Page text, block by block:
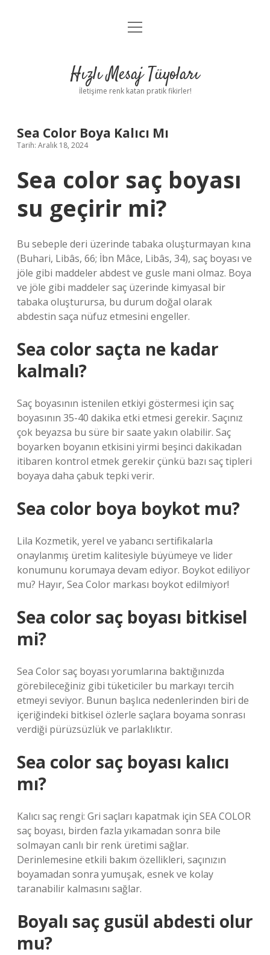
Anasayfa
Yasal Uyarı
menüyü
Hızlı Mesaj Tüyoları
İletişime renk katan pratik fikirler!
Sea Color Boya Kalıcı Mı
Tarih: Aralık 18, 2024
Sea color saç boyası
su geçirir mi?
Bu sebeple deri üzerinde tabaka oluşturmayan kına
(Buhari, Libâs, 66; İbn Mâce, Libâs, 34), saç boyası ve
jöle gibi maddeler abdest ve gusle mani olmaz. Boya
ve jöle gibi maddeler saç üzerinde kimyasal bir
tabaka oluşturursa, bu durum doğal olarak
abdestin saça nüfuz etmesini engeller.
Sea color saçta ne kadar
kalmalı?
Saç boyasının istenilen etkiyi göstermesi için saç
boyasının 35-40 dakika etki etmesi gerekir. Saçınız
çok beyazsa bu süre bir saate yakın olabilir. Saç
boyarken boyanın etkisini yirmi beşinci dakikadan
itibaren kontrol etmek gerekir çünkü bazı saç tipleri
boyaya daha çabuk tepki verir.
Sea color boya boykot mu?
Lila Kozmetik, yerel ve yabancı sertifikalarla
onaylanmış üretim kalitesiyle büyümeye ve lider
konumunu korumaya devam ediyor. Boykot ediliyor
mu? Hayır, Sea Color markası boykot edilmiyor!
Sea color saç boyası bitkisel
mi?
Sea Color saç boyası yorumlarına baktığınızda
görebileceğiniz gibi tüketiciler bu markayı tercih
etmeyi seviyor. Bunun başlıca nedenlerinden biri de
içeriğindeki bitkisel özlerle saçlara boyama sonrası
verdiği pürüzsüzlük ve parlaklıktır.
Sea color saç boyası kalıcı
mı?
Kalıcı saç rengi: Gri saçları kapatmak için SEA COLOR
saç boyası, birden fazla yıkamadan sonra bile
solmayan canlı bir renk üretimi sağlar.
Derinlemesine etkili bakım özellikleri, saçınızın
boyamadan sonra yumuşak, esnek ve kolay
taranabilir kalmasını sağlar.
Boyalı saç gusül abdesti olur
mu?